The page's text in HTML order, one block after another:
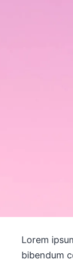
Lorem
bibendum